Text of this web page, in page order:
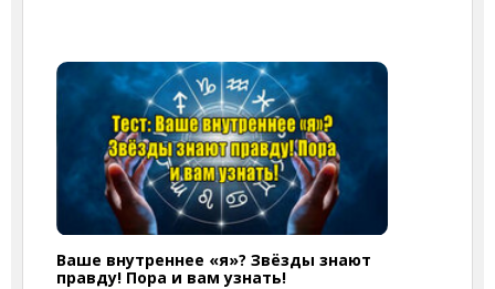
Ваше внутреннее «я»? Звёзды знают
правду! Пора и вам узнать!